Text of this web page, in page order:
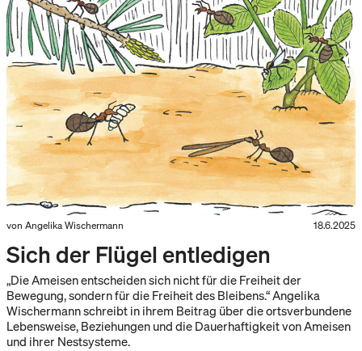
von Angelika Wischermann 18.6.2025
Sich der Flügel entledigen
„Die Ameisen entscheiden sich nicht für die Freiheit der
Bewegung, sondern für die Freiheit des Bleibens.“ Angelika
Wischermann schreibt in ihrem Beitrag über die ortsverbundene
Lebensweise, Beziehungen und die Dauerhaftigkeit von Ameisen
und ihrer Nestsysteme.